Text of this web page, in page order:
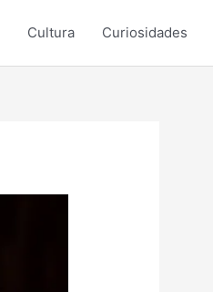
Cultura Curiosidades